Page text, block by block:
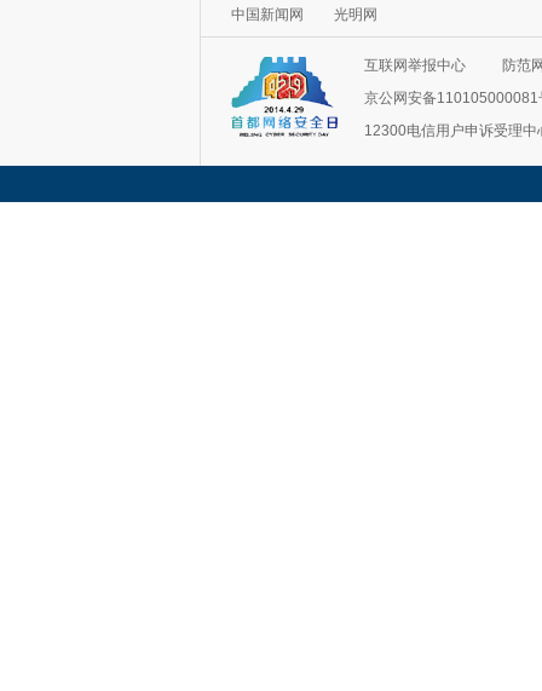
中国新闻网
光明网
互联网举报中心
防范
京公网安备110105000081
12300电信用户申诉受理中